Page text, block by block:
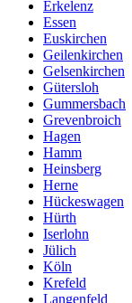
Erkelenz
Essen
Euskirchen
Geilenkirchen
Gelsenkirchen
Gütersloh
Gummersbach
Grevenbroich
Hagen
Hamm
Heinsberg
Herne
Hückeswagen
Hürth
Iserlohn
Jülich
Köln
Krefeld
Langenfeld